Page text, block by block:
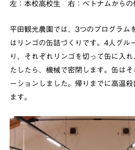
左：本校高校生 右：ベトナムからの
平田観光農園では、3つのプログラム
はリンゴの缶詰づくりです。4人グル
り、それぞれリンゴを切って缶に入
たしたら、機械で密閉します。缶は
ーションしました。帰りまでに高温
ます。